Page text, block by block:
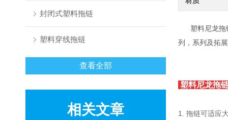
封闭式塑料拖链
塑料穿线拖链
查看全部
相关文章
塑料尼龙拖
列，系列及拓
塑料尼龙拖
1. 拖链可适应